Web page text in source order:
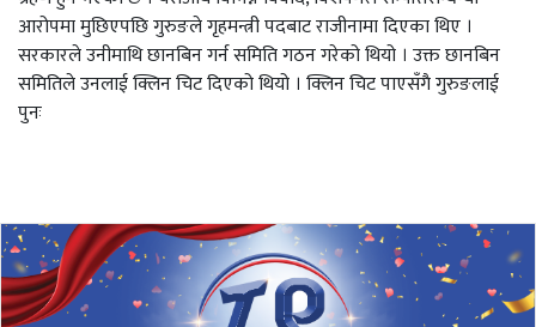
आरोपमा मुछिएपछि गुरुङले गृहमन्त्री पदबाट राजीनामा दिएका थिए ।
सरकारले उनीमाथि छानबिन गर्न समिति गठन गरेको थियो । उक्त छानबिन
समितिले उनलाई क्लिन चिट दिएको थियो । क्लिन चिट पाएसँगै गुरुङलाई
पुनः